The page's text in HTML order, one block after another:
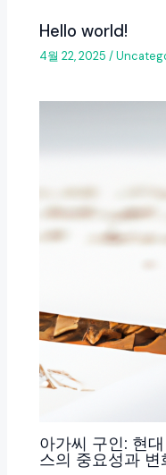
Hello world!
4월 22, 2025/
아가씨 구인: 현
스의 중요성과